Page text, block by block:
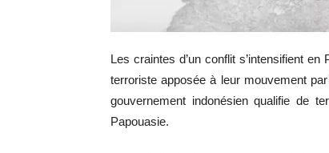
Les craintes d’un conflit s’intensifient
terroriste apposée à leur mouvement
gouvernement indonésien qualifie de
Papouasie.